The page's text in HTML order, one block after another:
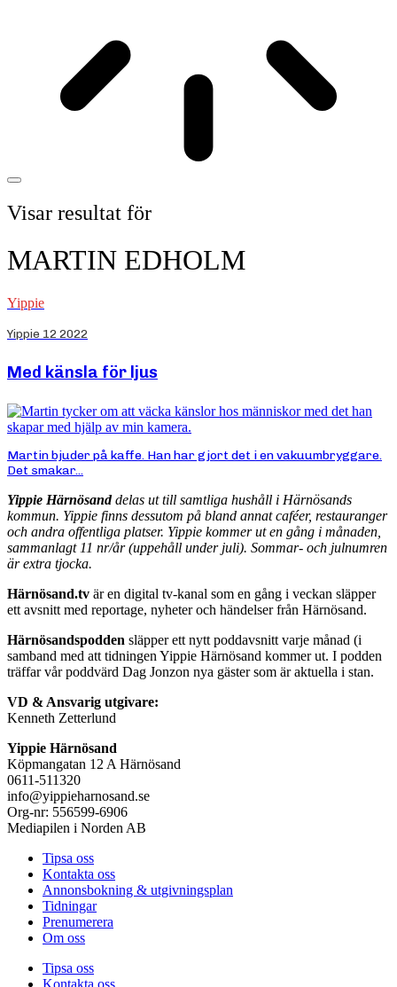
Visar resultat för
MARTIN EDHOLM
Yippie
Yippie 12 2022
Med känsla för ljus
Martin bjuder på kaffe. Han har gjort det i en vakuumbryggare.
Det smakar...
Yippie Härnösanddelas ut till samtliga hushåll i Härnösands
kommun. Yippie finns dessutom på bland annat caféer, restauranger
och andra offentliga platser. Yippie kommer ut en gång i månaden,
sammanlagt 11 nr/år (uppehåll under juli). Sommar- och julnumren
är extra tjocka.
Härnösand.tv är en digital tv-kanal som en gång i veckan släpper
ett avsnitt med reportage, nyheter och händelser från Härnösand.
Härnösandspodden släpper ett nytt poddavsnitt varje månad (i
samband med att tidningen Yippie Härnösand kommer ut. I podden
träffar vår poddvärd Dag Jonzon nya gäster som är aktuella i stan.
VD & Ansvarig utgivare:
Kenneth Zetterlund
Yippie Härnösand
Köpmangatan 12 A Härnösand
0611-511320
info@yippieharnosand.se
Org-nr: 556599-6906
Mediapilen i Norden AB
Tipsa oss
Kontakta oss
Annonsbokning & utgivningsplan
Tidningar
Prenumerera
Om oss
Tipsa oss